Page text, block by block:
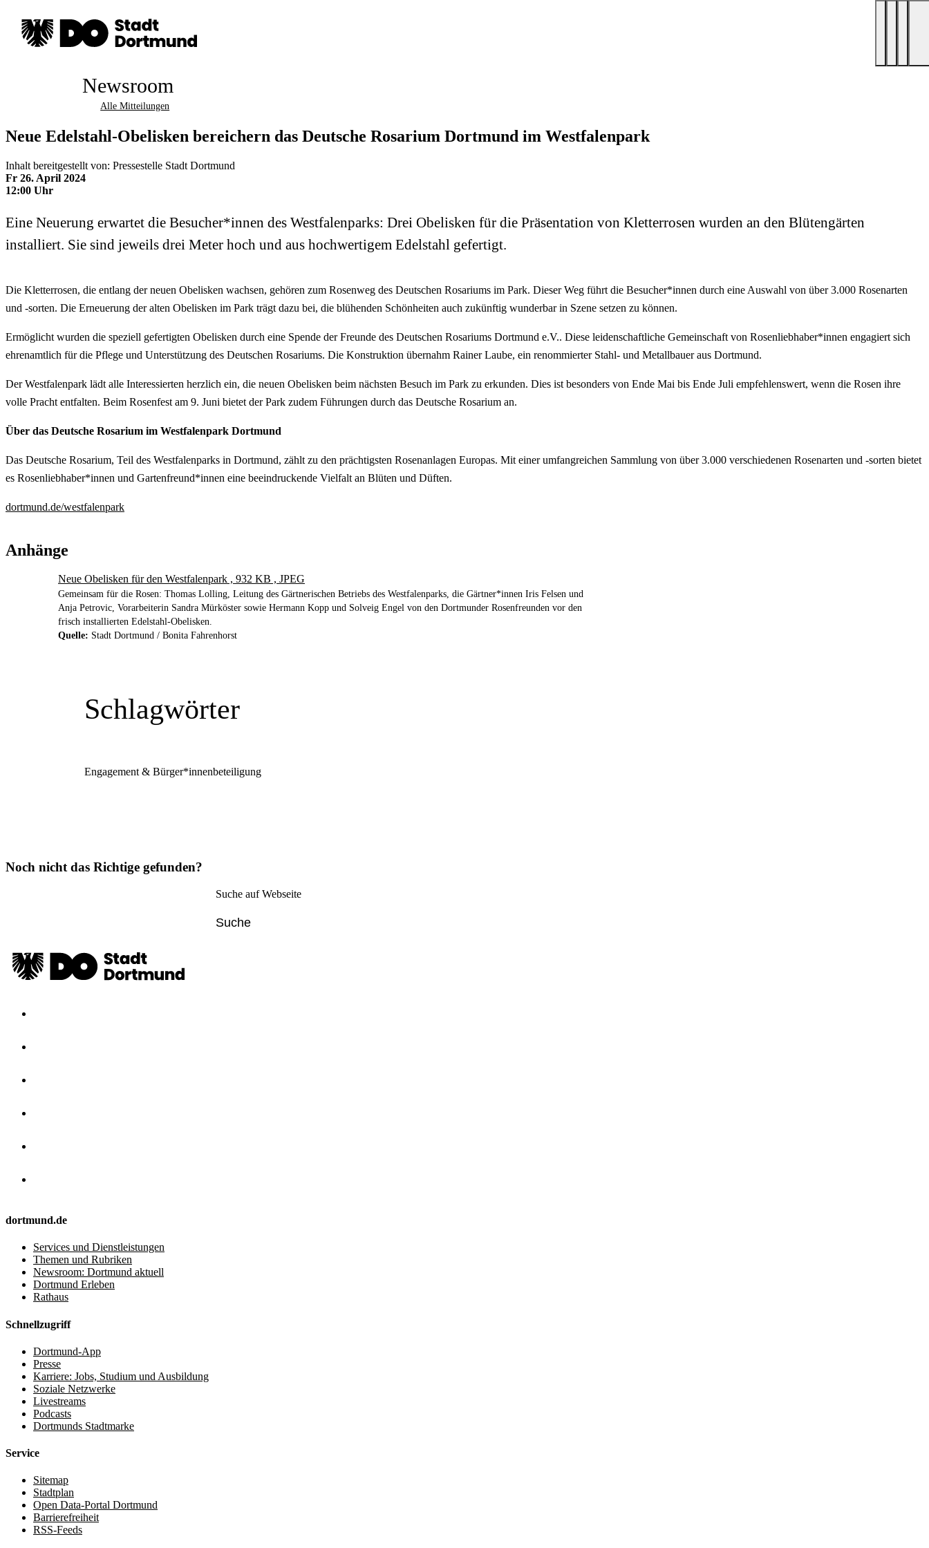
Newsroom
Alle Mitteilungen
Neue Edelstahl-Obelisken bereichern das Deutsche Rosarium Dortmund im Westfalenpark
Inhalt bereitgestellt von: Pressestelle Stadt Dortmund
Fr 26. April 2024
12:00 Uhr
Eine Neuerung erwartet die Besucher*innen des Westfalenparks: Drei Obelisken für die Präsentation von Kletterrosen wurden an den Blütengärten
installiert. Sie sind jeweils drei Meter hoch und aus hochwertigem Edelstahl gefertigt.
Die Kletterrosen, die entlang der neuen Obelisken wachsen, gehören zum Rosenweg des Deutschen Rosariums im Park. Dieser Weg führt die Besucher*innen durch eine Auswahl von über 3.000 Rosenarten
und -sorten. Die Erneuerung der alten Obelisken im Park trägt dazu bei, die blühenden Schönheiten auch zukünftig wunderbar in Szene setzen zu können.
Ermöglicht wurden die speziell gefertigten Obelisken durch eine Spende der Freunde des Deutschen Rosariums Dortmund e.V.. Diese leidenschaftliche Gemeinschaft von Rosenliebhaber*innen engagiert sich
ehrenamtlich für die Pflege und Unterstützung des Deutschen Rosariums. Die Konstruktion übernahm Rainer Laube, ein renommierter Stahl- und Metallbauer aus Dortmund.
Der Westfalenpark lädt alle Interessierten herzlich ein, die neuen Obelisken beim nächsten Besuch im Park zu erkunden. Dies ist besonders von Ende Mai bis Ende Juli empfehlenswert, wenn die Rosen ihre
volle Pracht entfalten. Beim Rosenfest am 9. Juni bietet der Park zudem Führungen durch das Deutsche Rosarium an.
Über das Deutsche Rosarium im Westfalenpark Dortmund
Das Deutsche Rosarium, Teil des Westfalenparks in Dortmund, zählt zu den prächtigsten Rosenanlagen Europas. Mit einer umfangreichen Sammlung von über 3.000 verschiedenen Rosenarten und -sorten bietet
es Rosenliebhaber*innen und Gartenfreund*innen eine beeindruckende Vielfalt an Blüten und Düften.
dortmund.de/westfalenpark
Anhänge
Neue Obelisken für den Westfalenpark , 932 KB , JPEG
Gemeinsam für die Rosen: Thomas Lolling, Leitung des Gärtnerischen Betriebs des Westfalenparks, die Gärtner*innen Iris Felsen und
Anja Petrovic, Vorarbeiterin Sandra Mürköster sowie Hermann Kopp und Solveig Engel von den Dortmunder Rosenfreunden vor den
frisch installierten Edelstahl-Obelisken.
Quelle: Stadt Dortmund / Bonita Fahrenhorst
Schlagwörter
Engagement & Bürger*innenbeteiligung
Noch nicht das Richtige gefunden?
Suche auf Webseite
dortmund.de
Services und Dienstleistungen
Themen und Rubriken
Newsroom: Dortmund aktuell
Dortmund Erleben
Rathaus
Schnellzugriff
Dortmund-App
Presse
Karriere: Jobs, Studium und Ausbildung
Soziale Netzwerke
Livestreams
Podcasts
Dortmunds Stadtmarke
Service
Sitemap
Stadtplan
Open Data-Portal Dortmund
Barrierefreiheit
RSS-Feeds